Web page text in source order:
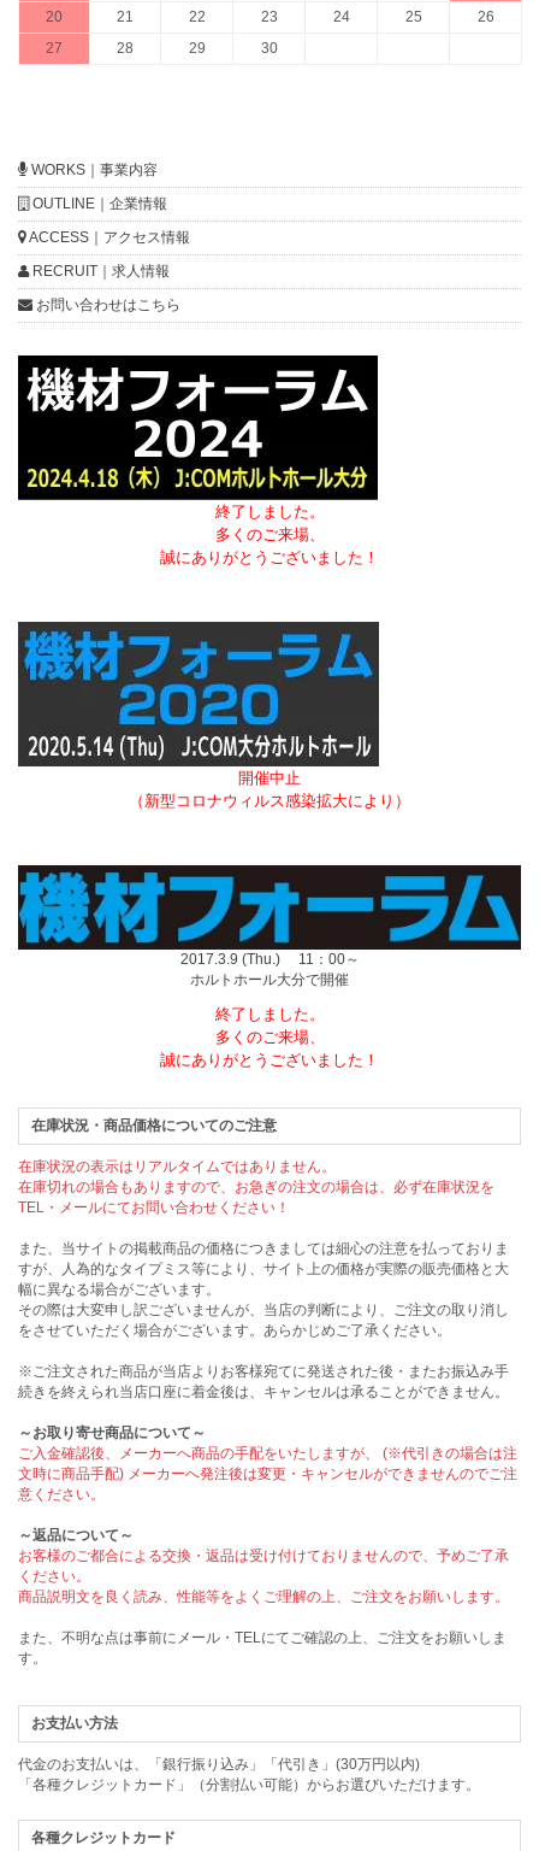
20
21 22 23 24 25
26
27
28 29 30
WORKS｜事業内容
OUTLINE｜企業情報
ACCESS｜アクセス情報
RECRUIT｜求人情報
お問い合わせはこちら
終了しました。
多くのご来場、
誠にありがとうございました！
開催中止
（新型コロナウィルス感染拡大により）
2017.3.9 (Thu.) 11：00～
ホルトホール大分で開催
終了しました。
多くのご来場、
誠にありがとうございました！
在庫状況・商品価格についてのご注意
在庫状況の表示はリアルタイムではありません。
在庫切れの場合もありますので、お急ぎの注文の場合は、必ず在庫状況を
TEL・メールにてお問い合わせください！
また、当サイトの掲載商品の価格につきましては細心の注意を払っておりま
すが、人為的なタイプミス等により、サイト上の価格が実際の販売価格と大
幅に異なる場合がございます。
その際は大変申し訳ございませんが、当店の判断により、ご注文の取り消し
をさせていただく場合がございます。あらかじめご了承ください。
※ご注文された商品が当店よりお客様宛てに発送された後・またお振込み手
続きを終えられ当店口座に着金後は、キャンセルは承ることができません。
～お取り寄せ商品について～
ご入金確認後、メーカーへ商品の手配をいたしますが、 (※代引きの場合は注
文時に商品手配) メーカーへ発注後は変更・キャンセルができませんのでご注
意ください。
～返品について～
お客様のご都合による交換・返品は受け付けておりませんので、予めご了承
ください。
商品説明文を良く読み、性能等をよくご理解の上、ご注文をお願いします。
また、不明な点は事前にメール・TELにてご確認の上、ご注文をお願いしま
す。
お支払い方法
代金のお支払いは、「銀行振り込み」「代引き」(30万円以内)
「各種クレジットカード」（分割払い可能）からお選びいただけます。
各種クレジットカード